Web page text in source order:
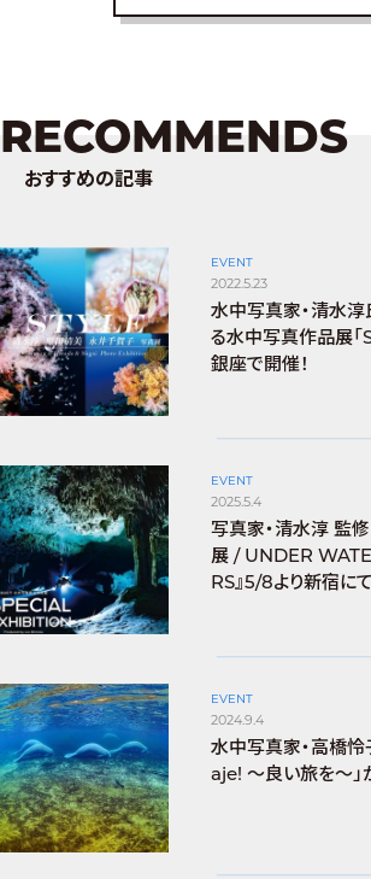
RECOMMENDS
おすすめの記事
EVENT
2022.5.23
水中写真家・清水
る水中写真作品展「
銀座で開催！
EVENT
2025.5.4
写真家・清水淳 監
展 / UNDER
RS』5/8より新宿に
EVENT
2024.9.4
水中写真家・高橋
aje! ～良い旅を～」